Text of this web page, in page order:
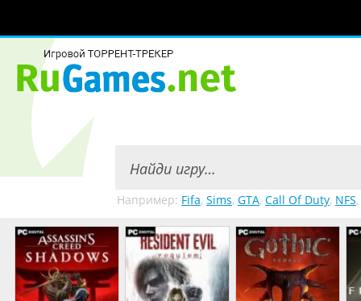
Например: Fifa, Sims, GTA, Call Of Duty, NFS,